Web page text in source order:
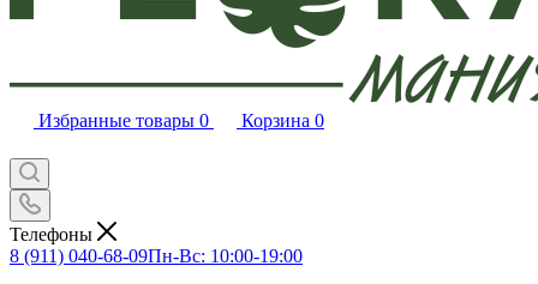
Избранные товары 0 Корзина 0
Телефоны
8 (911) 040-68-09Пн-Вс: 10:00-19:00